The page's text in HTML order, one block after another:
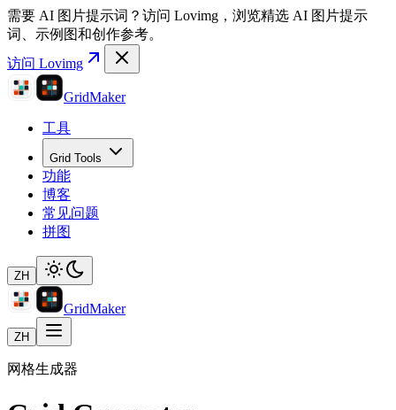
需要 AI 图片提示词？ 访问 Lovimg，浏览精选 AI 图片提示
词、示例图和创作参考。
访问 Lovimg
GridMaker
工具
Grid Tools
功能
博客
常见问题
拼图
ZH
GridMaker
ZH
网格生成器